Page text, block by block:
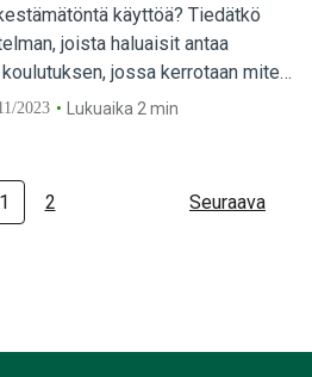
käyttöä? Tiedätkö
joista haluaisit antaa
jossa kerrotaan miten
2023 Lukuaika 2 min
1 2 Seuraava